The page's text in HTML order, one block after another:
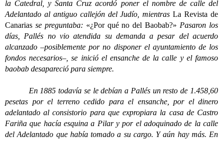
la Catedral, y Santa Cruz acordó poner el nombre de calle del
Adelantado al antiguo callejón del Judío, mientrasLa Revista de
Canarias se preguntaba: «¿Por qué no del Baobab?» Pasaron los
días, Pallés no vio atendida su demanda a pesar del acuerdo
alcanzado –posiblemente por no disponer el ayuntamiento de los
fondos necesarios–, se inició el ensanche de la calle y el famoso
baobab desapareció para siempre.
En 1885 todavía se le debían a Pallés un resto de 1.458,60
pesetas por el terreno cedido para el ensanche, por el dinero
adelantado al consistorio para que expropiara la casa de Castro
Fariña que hacía esquina a Pilar y por el adoquinado de la calle
del Adelantado que había tomado a su cargo. Y aún hay más. En